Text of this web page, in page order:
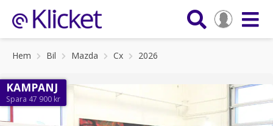
Hem Bil Mazda Cx 2026
KAMPANJ
Spara 47 900 kr